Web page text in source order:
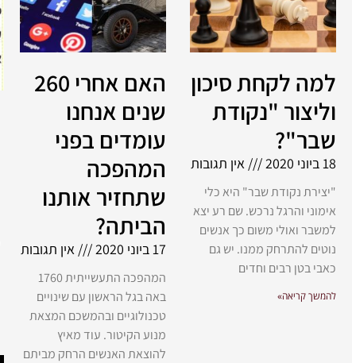
למה לקחת סיכון
וליצור "נקודת
שבר"?
18 ביוני 2020 אין תגובות
"יצירת נקודת שבר" היא כלי
אימוני והרגל נרכש. שם רע יצא
למשבר ואולי משום כך אנשים
נוטים להתרחק ממנו. יש גם
כאבי בטן רבים וחדים
להמשך קריאה»
האם אחרי 260
שנים אנחנו
עומדים בפני
המהפכה
שתחזיר אותנו
הביתה?
17 ביוני 2020 אין תגובות
המהפכה התעשייתית 1760
באה בגל הראשון עם שינויים
טכנולוגיים ובהמשכם המצאת
מנוע הקיטור. עוד מאיץ
להוצאת האנשים הרחק מביתם